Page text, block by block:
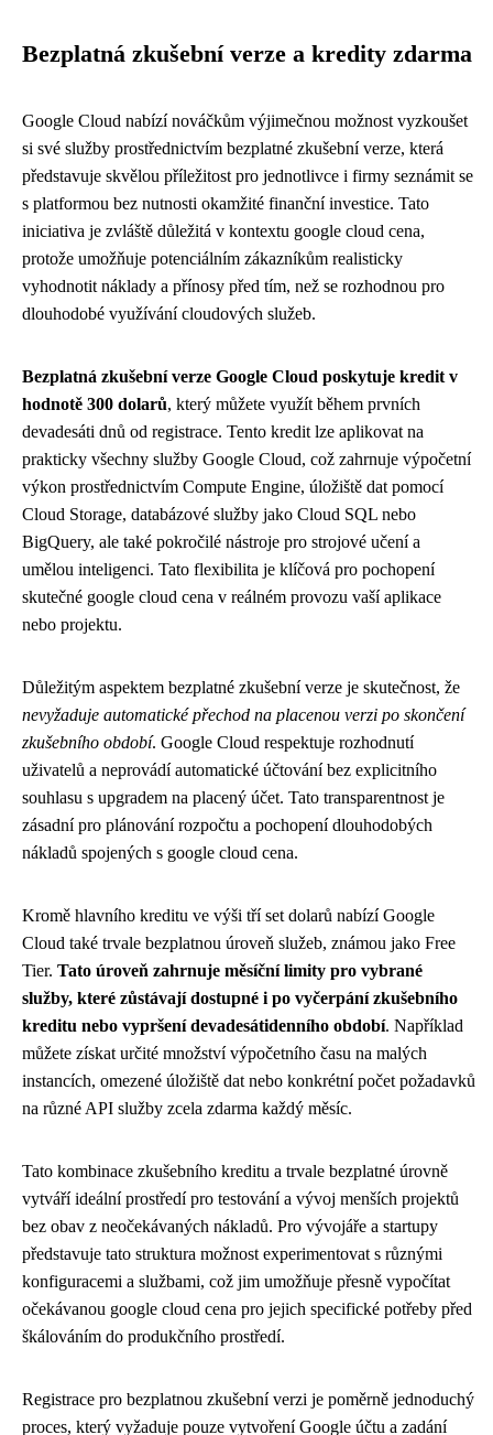
Bezplatná zkušební verze a kredity zdarma
Google Cloud nabízí nováčkům výjimečnou možnost vyzkoušet
si své služby prostřednictvím bezplatné zkušební verze, která
představuje skvělou příležitost pro jednotlivce i firmy seznámit se
s platformou bez nutnosti okamžité finanční investice. Tato
iniciativa je zvláště důležitá v kontextu google cloud cena,
protože umožňuje potenciálním zákazníkům realisticky
vyhodnotit náklady a přínosy před tím, než se rozhodnou pro
dlouhodobé využívání cloudových služeb.
Bezplatná zkušební verze Google Cloud poskytuje kredit v
hodnotě 300 dolarů, který můžete využít během prvních
devadesáti dnů od registrace. Tento kredit lze aplikovat na
prakticky všechny služby Google Cloud, což zahrnuje výpočetní
výkon prostřednictvím Compute Engine, úložiště dat pomocí
Cloud Storage, databázové služby jako Cloud SQL nebo
BigQuery, ale také pokročilé nástroje pro strojové učení a
umělou inteligenci. Tato flexibilita je klíčová pro pochopení
skutečné google cloud cena v reálném provozu vaší aplikace
nebo projektu.
Důležitým aspektem bezplatné zkušební verze je skutečnost, že
nevyžaduje automatické přechod na placenou verzi po skončení
zkušebního období. Google Cloud respektuje rozhodnutí
uživatelů a neprovádí automatické účtování bez explicitního
souhlasu s upgradem na placený účet. Tato transparentnost je
zásadní pro plánování rozpočtu a pochopení dlouhodobých
nákladů spojených s google cloud cena.
Kromě hlavního kreditu ve výši tří set dolarů nabízí Google
Cloud také trvale bezplatnou úroveň služeb, známou jako Free
Tier. Tato úroveň zahrnuje měsíční limity pro vybrané
služby, které zůstávají dostupné i po vyčerpání zkušebního
kreditu nebo vypršení devadesátidenního období. Například
můžete získat určité množství výpočetního času na malých
instancích, omezené úložiště dat nebo konkrétní počet požadavků
na různé API služby zcela zdarma každý měsíc.
Tato kombinace zkušebního kreditu a trvale bezplatné úrovně
vytváří ideální prostředí pro testování a vývoj menších projektů
bez obav z neočekávaných nákladů. Pro vývojáře a startupy
představuje tato struktura možnost experimentovat s různými
konfiguracemi a službami, což jim umožňuje přesně vypočítat
očekávanou google cloud cena pro jejich specifické potřeby před
škálováním do produkčního prostředí.
Registrace pro bezplatnou zkušební verzi je poměrně jednoduchý
proces, který vyžaduje pouze vytvoření Google účtu a zadání